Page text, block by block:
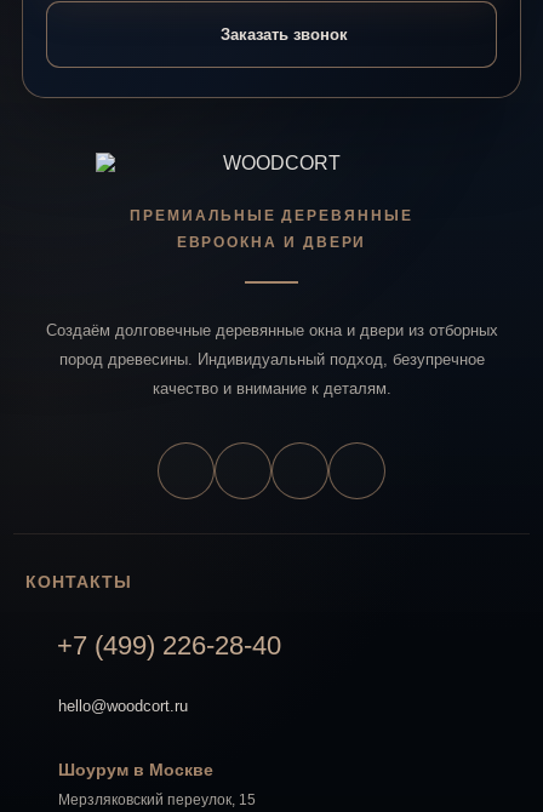
Заказать звонок
ПРЕМИАЛЬНЫЕ ДЕРЕВЯННЫЕ
ЕВРООКНА И ДВЕРИ
Создаём долговечные деревянные окна и двери из отборных
пород древесины. Индивидуальный подход, безупречное
качество и внимание к деталям.
КОНТАКТЫ
+7 (499) 226-28-40
hello@woodcort.ru
Шоурум в Москве
Мерзляковский переулок, 15